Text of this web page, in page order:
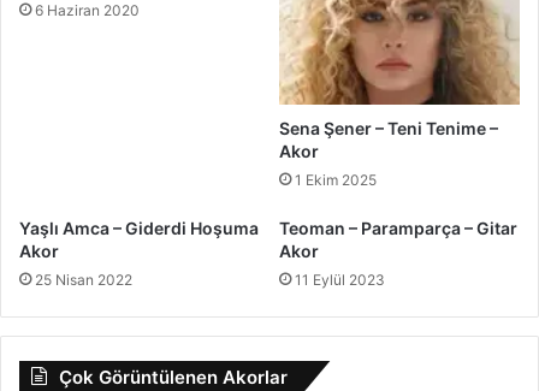
6 Haziran 2020
Sena Şener – Teni Tenime –
Akor
1 Ekim 2025
Yaşlı Amca – Giderdi Hoşuma
Akor
25 Nisan 2022
Teoman – Paramparça – Gitar
Akor
11 Eylül 2023
Çok Görüntülenen Akorlar